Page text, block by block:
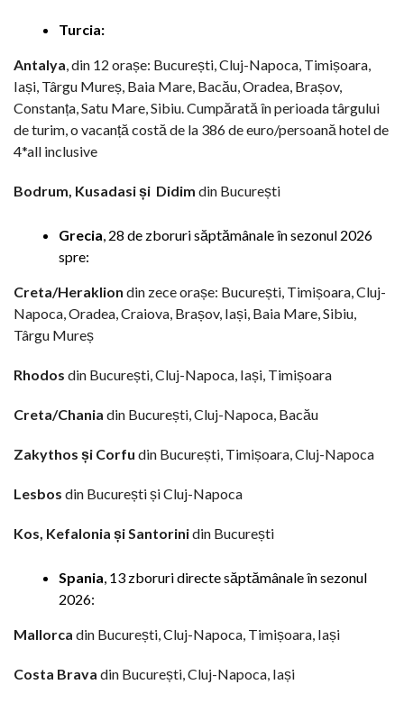
Turcia:
Antalya , din 12 orașe: București, Cluj-Napoca, Timișoara,
Iași, Târgu Mureș, Baia Mare, Bacău, Oradea, Brașov,
Constanța, Satu Mare, Sibiu. Cumpărată în perioada târgului
de turim, o vacanță costă de la 386 de euro/persoană hotel de
4*all inclusive
Bodrum, Kusadasi și Didim din București
Grecia , 28 de zboruri săptămânale în sezonul 2026
spre:
Creta/Heraklion din zece orașe: București, Timișoara, Cluj-
Napoca, Oradea, Craiova, Brașov, Iași, Baia Mare, Sibiu,
Târgu Mureș
Rhodos din București, Cluj-Napoca, Iași, Timișoara
Creta/Chania din București, Cluj-Napoca, Bacău
Zakythos și Corfu din București, Timișoara, Cluj-Napoca
Lesbos din București și Cluj-Napoca
Kos, Kefalonia și Santorinidin București
Spania , 13 zboruri directe săptămânale în sezonul
2026:
Mallorca din București, Cluj-Napoca, Timișoara, Iași
Costa Brava din București, Cluj-Napoca, Iași